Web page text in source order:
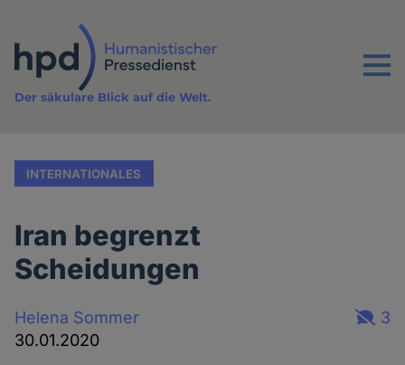
Inhalt
Menu
Der säkulare Blick auf die Welt.
INTERNATIONALES
Iran begrenzt
Scheidungen
Helena Sommer
30.01.2020
3